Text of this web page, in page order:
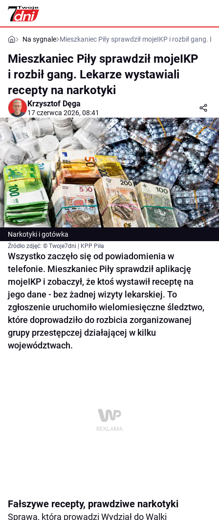
Na sygnale Mieszkaniec Piły sprawdził mojeIKP i rozbił gang.
Mieszkaniec Piły sprawdził mojeIKP
i rozbił gang. Lekarze wystawiali
recepty na narkotyki
Krzysztof Dęga
17 czerwca 2026, 08:41
Narkotyki i gotówka
Źródło zdjęć: © Twoje7dni | KPP Piła
Wszystko zaczęło się od powiadomienia w
telefonie. Mieszkaniec Piły sprawdził aplikację
mojeIKP i zobaczył, że ktoś wystawił receptę na
jego dane - bez żadnej wizyty lekarskiej. To
zgłoszenie uruchomiło wielomiesięczne śledztwo,
które doprowadziło do rozbicia zorganizowanej
grupy przestępczej działającej w kilku
województwach.
Fałszywe recepty, prawdziwe narkotyki
Sprawa, którą prowadzi Wydział do Walki